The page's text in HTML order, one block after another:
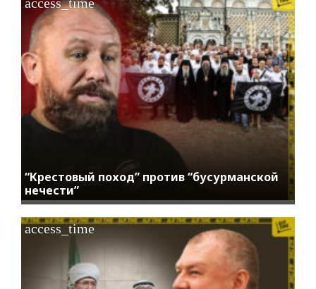
“Крестовый поход” против “бусурманской
нечести”
access_time